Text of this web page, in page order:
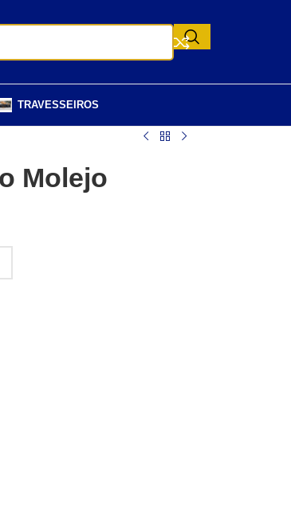
TRAVESSEIROS
Molejo